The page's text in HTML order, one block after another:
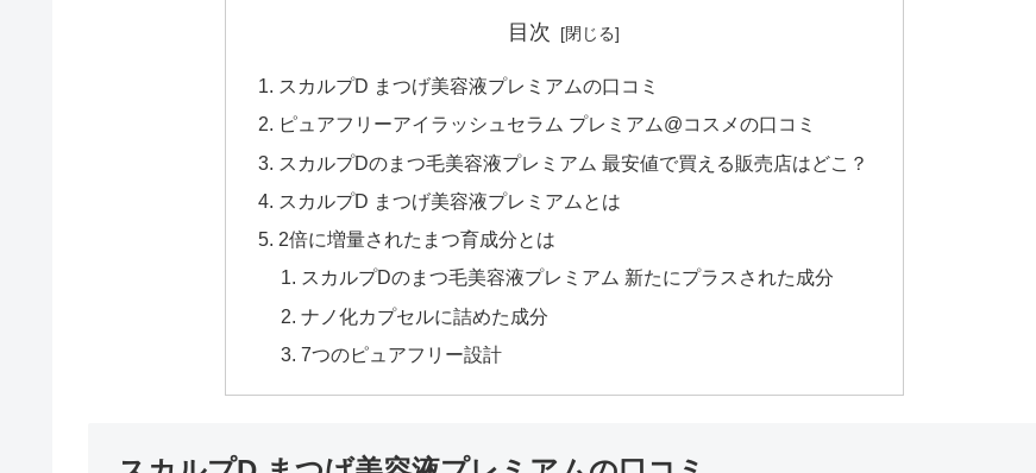
目次
スカルプD まつげ美容液プレミアムの口コミ
ピュアフリーアイラッシュセラム プレミアム@コスメの口コミ
スカルプDのまつ毛美容液プレミアム 最安値で買える販売店はどこ？
スカルプD まつげ美容液プレミアムとは
2倍に増量されたまつ育成分とは
スカルプDのまつ毛美容液プレミアム 新たにプラスされた成分
ナノ化カプセルに詰めた成分
7つのピュアフリー設計